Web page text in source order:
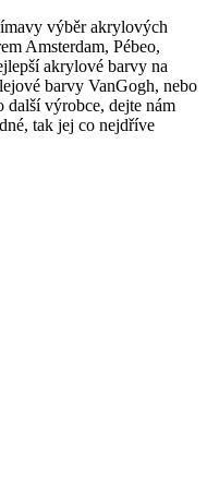
výběr akrylových
Amsterdam, Pébeo,
akrylové barvy na
barvy VanGogh, nebo
další výrobce, dejte nám
tak jej co nejdříve